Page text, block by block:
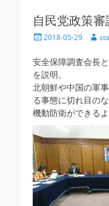
自民党政策審
投
日
2018-05-29
投
者
安全保障調査会長
を説明。
北朝鮮や中国の軍
る事態に切れ目の
機動防衛ができるよ